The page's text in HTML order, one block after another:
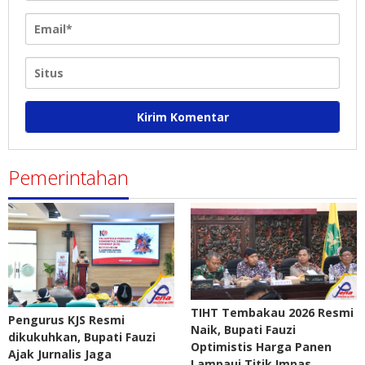
Pemerintahan
Pengurus KJS Resmi
dikukuhkan, Bupati Fauzi
Ajak Jurnalis Jaga
TIHT Tembakau 2026 Resmi
Naik, Bupati Fauzi
Optimistis Harga Panen